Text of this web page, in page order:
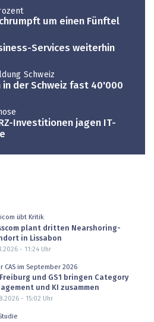
um einen Fünftel
Services weiterhin
Schweiz
in der Schweiz fast 40'000
Investitionen jagen IT-
übt Kritik
plant dritten Nearshoring-
in Lissabon
- 11:24Uhr
CAS im September 2026
und GS1 bringen Category
und KI zusammen
- 15:02 Uhr